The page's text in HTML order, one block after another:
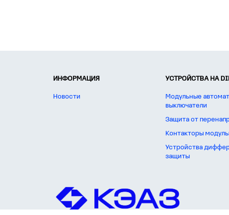
ИНФОРМАЦИЯ
Новости
УСТРОЙСТВА НА
Модульные
выключатели
Защита от
Контакторы
Устройства
защиты